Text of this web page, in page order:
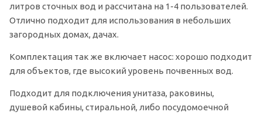
литров сточных вод и рассчитана на 1-4 пользователей.
Отлично подходит для использования в небольших
загородных домах, дачах.
Комплектация так же включает насос: хорошо подходит
для объектов, где высокий уровень почвенных вод.
Подходит для подключения унитаза, раковины,
душевой кабины, стиральной, либо посудомоечной